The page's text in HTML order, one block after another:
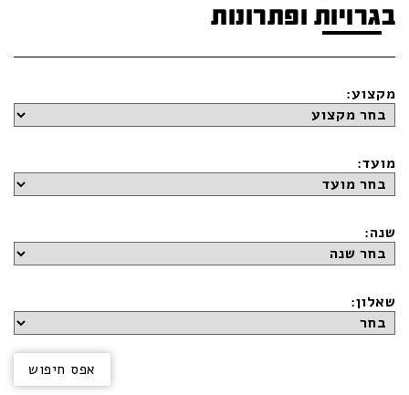
בגרויות ופתרונות
מקצוע:
מועד:
שנה:
שאלון: